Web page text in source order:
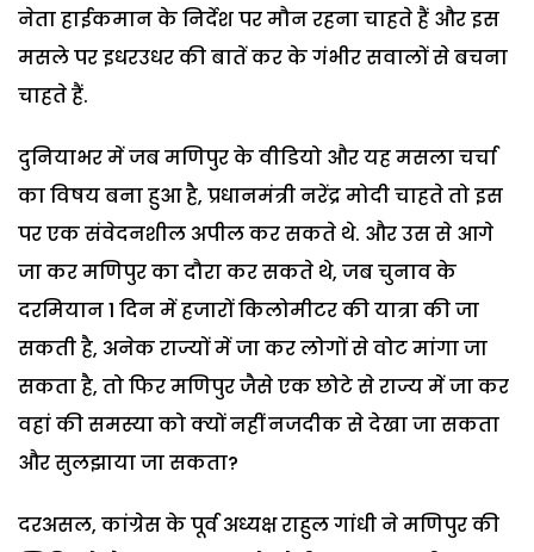
नेता हाईकमान के निर्देश पर मौन रहना चाहते हैं और इस
मसले पर इधरउधर की बातें कर के गंभीर सवालों से बचना
चाहते हैं.
दुनियाभर में जब मणिपुर के वीडियो और यह मसला चर्चा
का विषय बना हुआ है, प्रधानमंत्री नरेंद्र मोदी चाहते तो इस
पर एक संवेदनशील अपील कर सकते थे. और उस से आगे
जा कर मणिपुर का दौरा कर सकते थे, जब चुनाव के
दरमियान 1 दिन में हजारों किलोमीटर की यात्रा की जा
सकती है, अनेक राज्यों में जा कर लोगों से वोट मांगा जा
सकता है, तो फिर मणिपुर जैसे एक छोटे से राज्य में जा कर
वहां की समस्या को क्यों नहीं नजदीक से देखा जा सकता
और सुलझाया जा सकता?
दरअसल, कांग्रेस के पूर्व अध्यक्ष राहुल गांधी ने मणिपुर की